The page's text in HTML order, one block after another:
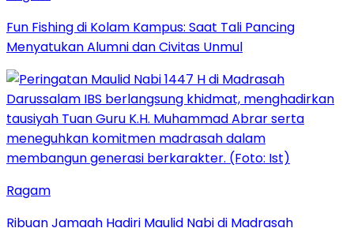
Fun Fishing di Kolam Kampus: Saat Tali Pancing
Menyatukan Alumni dan Civitas Unmul
Ragam
Ribuan Jamaah Hadiri Maulid Nabi di Madrasah